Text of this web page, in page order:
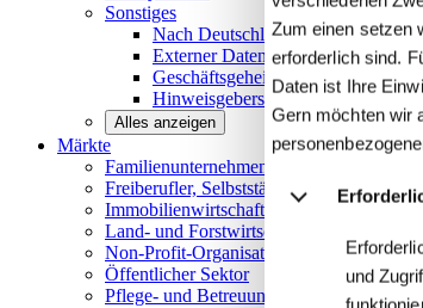
Zum einen setzen
erforderlich sind.
Daten ist Ihre
Gern möchten wir
und
Sonstiges
Nach Deutschland expandieren
Externer Datenschutzbeauftragter
Geschäftsgeheimnisgesetz
Hinweisgeberschutz in
Alles anzeigen
Märkte
Familienunternehmen und
Freiberufler, Selbstständige und
Immobilienwirtschaft
Land- und Forstwirtschaft
Non-Profit-Organisationen
Öffentlicher Sektor
Pflege- und Betreuungseinrichtungen